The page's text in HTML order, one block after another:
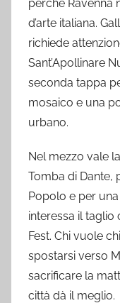
perché Ravenna
d’arte italiana.
richiede
Sant’Apollinare
seconda tappa
mosaico e una
urbano.
Nel mezzo vale
Tomba di Dante,
Popolo e per
interessa il
Fest. Chi vuole
spostarsi verso
sacrificare la
città dà il meglio.